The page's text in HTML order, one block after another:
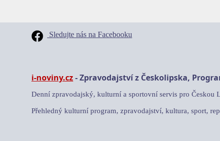
Sledujte nás na Facebooku
i-noviny.cz- Zpravodajství z Českolipska,
Denní zpravodajský, kulturní a sportovní servis pro Českou
Přehledný kulturní program, zpravodajství, kultura, sport,